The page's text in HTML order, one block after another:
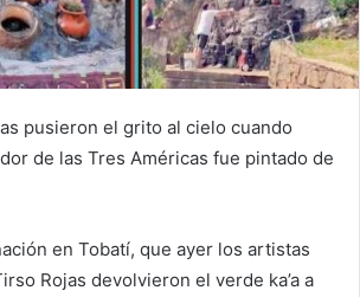
pusieron el grito al cielo cuando
de las Tres Américas fue pintado de
en Tobatí, que ayer los artistas
Rojas devolvieron el verde ka’a a